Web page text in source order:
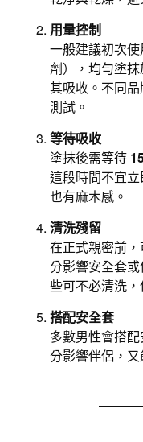
用量控制
一般建議初次
劑），均勻塗
其吸收。不同
測試。
等待吸收
塗抹後需等待
這段時間不宜
也有麻木感。
清洗殘留
在正式親密前
分影響安全套
些可不必清洗
搭配安全套
多數男性會搭
分影響伴侶，